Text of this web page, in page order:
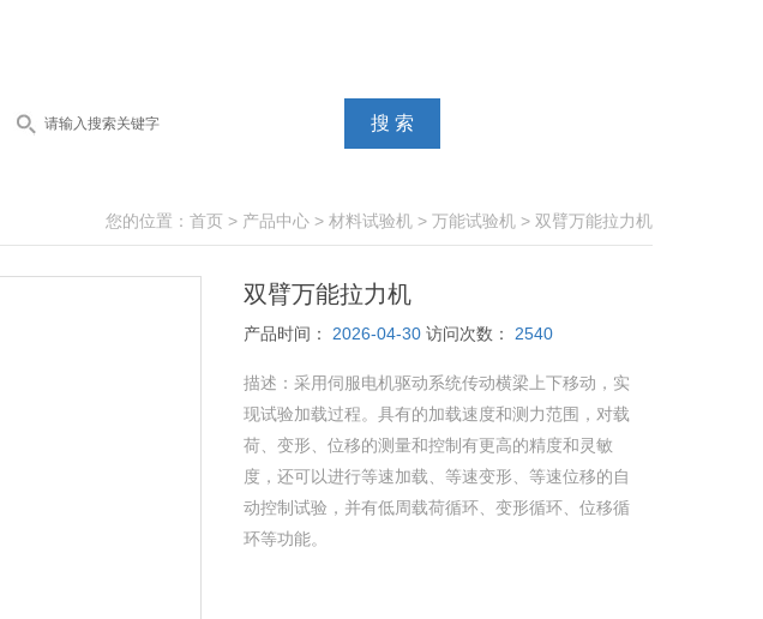
您的位置： 首页 > 产品中心 > 材料试验机 > 万能试验机 > 双臂万能拉力机
双臂万能拉力机
产品时间： 2026-04-30 访问次数： 2540
描述： 采用伺服电机驱动系统传动横梁上下移动，实
现试验加载过程。具有的加载速度和测力范围，对载
荷、变形、位移的测量和控制有更高的精度和灵敏
度，还可以进行等速加载、等速变形、等速位移的自
动控制试验，并有低周载荷循环、变形循环、位移循
环等功能。